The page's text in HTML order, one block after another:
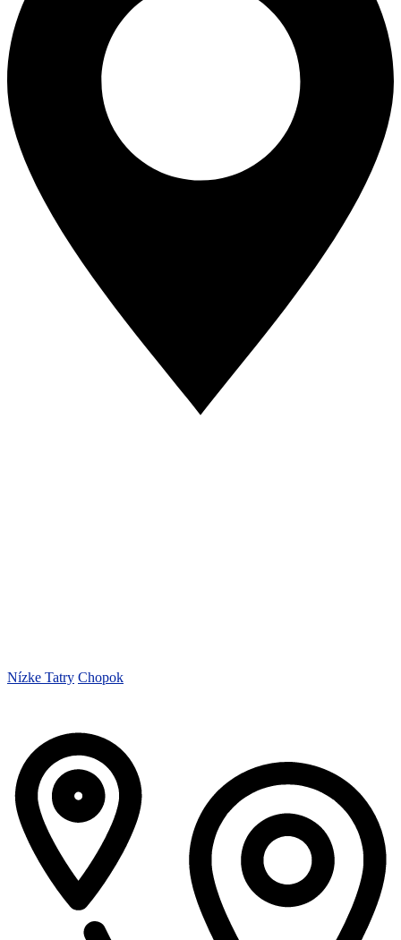
Nízke Tatry Chopok